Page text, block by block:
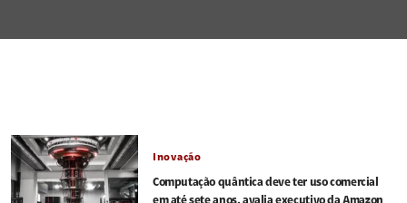
Inovação
Computação quântica deve ter uso comercial